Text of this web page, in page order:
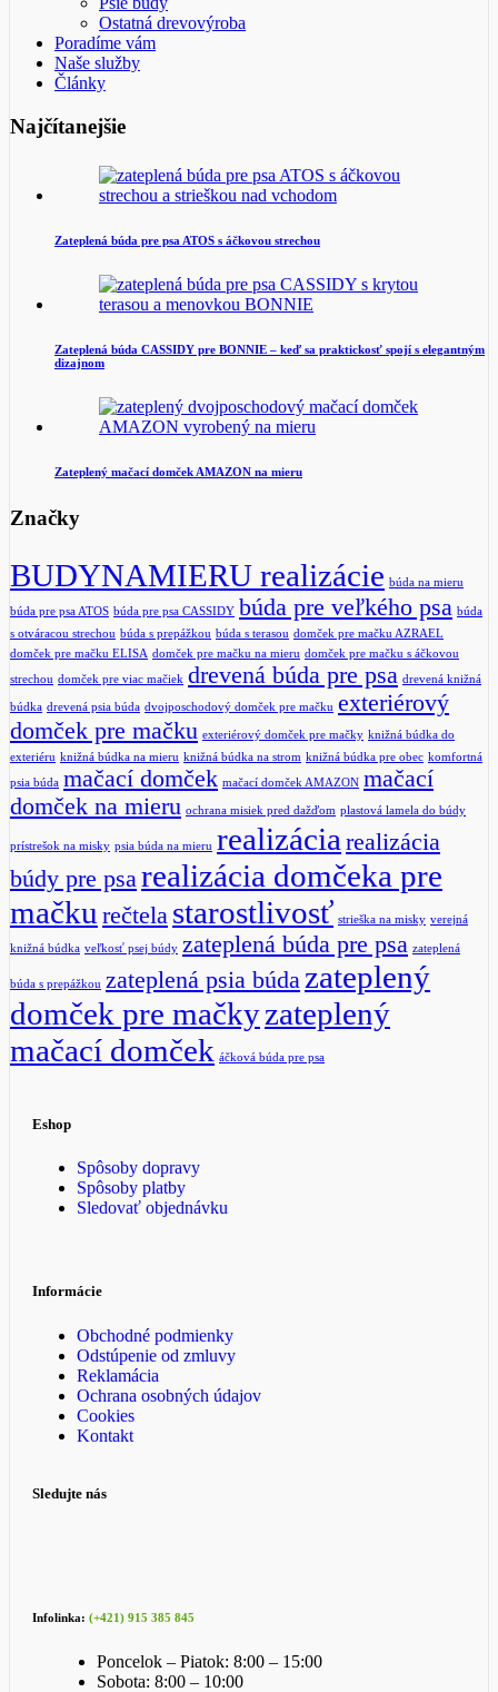
Ostatná drevovýroba
Poradíme vám
Naše služby
Články
Najčítanejšie
Zateplená búda pre psa ATOS s áčkovou strechou
Zateplená búda CASSIDY pre BONNIE – keď sa praktickosť spojí s elegantným
dizajnom
Zateplený mačací domček AMAZON na mieru
Značky
BUDYNAMIERU realizácie búda na mieru
búda pre psa ATOS búda pre psa CASSIDY búda pre veľkého psa búda
s otváracou strechou búda s prepážkou búda s terasou domček pre mačku AZRAEL
domček pre mačku ELISA domček pre mačku na mieru domček pre mačku s áčkovou
strechou domček pre viac mačiek drevená búda pre psa drevená knižná
búdka drevená psia búda dvojposchodový domček pre mačku exteriérový
domček pre mačku exteriérový domček pre mačky knižná búdka do
exteriéru knižná búdka na mieru knižná búdka na strom knižná búdka pre obec komfortná
psia búda mačací domček mačací domček AMAZON mačací
domček na mieru ochrana misiek pred dažďom plastová lamela do búdy
prístrešok na misky psia búda na mieru realizácia realizácia
búdy pre psarealizácia domčeka pre
mačku rečtela starostlivosť strieška na misky verejná
knižná búdka veľkosť psej búdy zateplená búda pre psa zateplená
búda s prepážkou zateplená psia búda zateplený
domček pre mačkyzateplený
mačací domček áčková búda pre psa
Eshop
Spôsoby dopravy
Spôsoby platby
Sledovať objednávku
Informácie
Obchodné podmienky
Odstúpenie od zmluvy
Reklamácia
Ochrana osobných údajov
Cookies
Kontakt
Sledujte nás
Infolinka: (+421) 915 385 845
Poncelok – Piatok: 8:00 – 15:00
Sobota: 8:00 – 10:00